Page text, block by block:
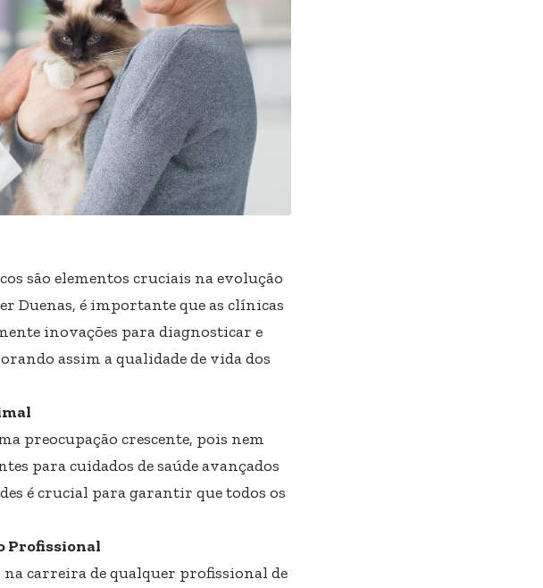
são elementos cruciais na evolução
Duenas, é importante que as clínicas
inovações para diagnosticar e
assim a qualidade de vida dos
preocupação crescente, pois nem
para cuidados de saúde avançados
é crucial para garantir que todos os
Profissional
carreira de qualquer profissional de